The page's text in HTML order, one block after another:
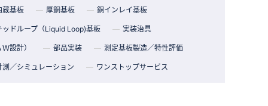
蔵基板 厚銅基板 銅インレイ基板
ッドループ（Liquid Loop)基板 実装治具
設計） 部品実装 測定基板製造／特性評価
測／シミュレーション ワンストップサービス